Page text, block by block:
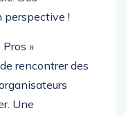
Des
»
rencontrer des